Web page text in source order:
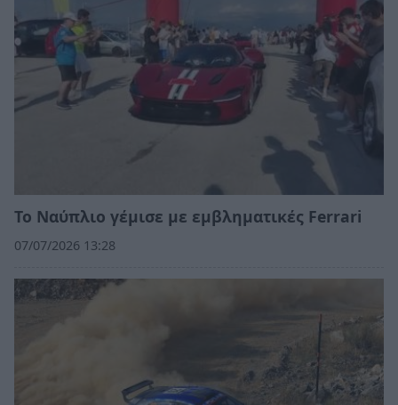
Το Ναύπλιο γέμισε με εμβληματικές Ferrari
07/07/2026 13:28